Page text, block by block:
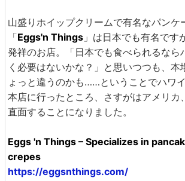
山盛りホイップクリームで有名なパンケ
「Eggs'n Things 」は日本でも有名です
発祥のお店。「日本でも食べられるなら
く必要はないかな？」と思いつつも、本
ょっと違うのかも……ということでハワ
本店に行ったところ、さすがはアメリカ
直面することになりました。
Eggs 'n Things – Specializes in
crepes
https://eggsnthings.com/